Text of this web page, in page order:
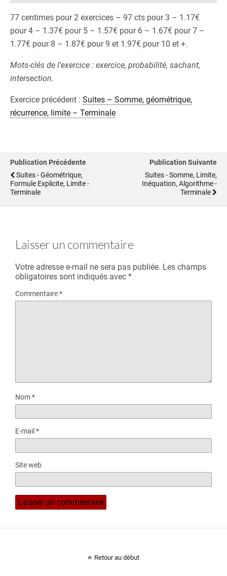
77 centimes pour 2 exercices – 97 cts pour 3 – 1.17€
pour 4 – 1.37€ pour 5 – 1.57€ pour 6 – 1.67€ pour 7 –
1.77€ pour 8 – 1.87€ pour 9 et 1.97€ pour 10 et +.
Mots-clés de l’exercice : exercice, probabilité, sachant,
intersection.
Exercice précédent : Suites – Somme, géométrique,
récurrence, limite – Terminale
Publication Précédente
Suites - Géométrique,
Formule Explicite, Limite -
Terminale
Publication Suivante
Suites - Somme, Limite,
Inéquation, Algorithme -
Terminale
Laisser un commentaire
Votre adresse e-mail ne sera pas publiée. Les champs
obligatoires sont indiqués avec *
Commentaire*
Nom*
E-mail *
Site web
Retour au début